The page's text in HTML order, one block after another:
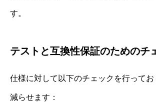
す。
テストと互換性保証のためのチ
仕様に対して以下のチェックを行って
減らせます：